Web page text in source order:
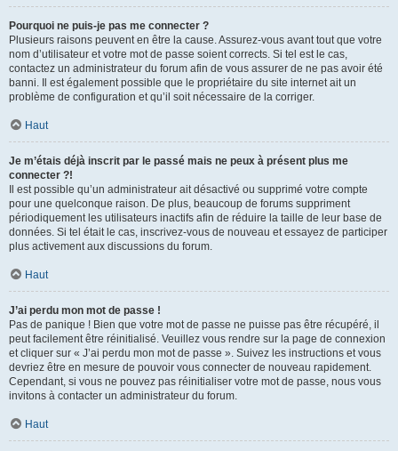
Pourquoi ne puis-je pas me connecter ?
Plusieurs raisons peuvent en être la cause. Assurez-vous avant tout que votre
nom d’utilisateur et votre mot de passe soient corrects. Si tel est le cas,
contactez un administrateur du forum afin de vous assurer de ne pas avoir été
banni. Il est également possible que le propriétaire du site internet ait un
problème de configuration et qu’il soit nécessaire de la corriger.
Haut
Je m’étais déjà inscrit par le passé mais ne peux à présent plus me
connecter ?!
Il est possible qu’un administrateur ait désactivé ou supprimé votre compte
pour une quelconque raison. De plus, beaucoup de forums suppriment
périodiquement les utilisateurs inactifs afin de réduire la taille de leur base de
données. Si tel était le cas, inscrivez-vous de nouveau et essayez de participer
plus activement aux discussions du forum.
Haut
J’ai perdu mon mot de passe !
Pas de panique ! Bien que votre mot de passe ne puisse pas être récupéré, il
peut facilement être réinitialisé. Veuillez vous rendre sur la page de connexion
et cliquer sur « J’ai perdu mon mot de passe ». Suivez les instructions et vous
devriez être en mesure de pouvoir vous connecter de nouveau rapidement.
Cependant, si vous ne pouvez pas réinitialiser votre mot de passe, nous vous
invitons à contacter un administrateur du forum.
Haut